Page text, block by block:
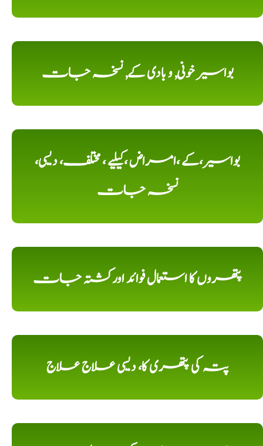
بواسیر خونی, و بادی کے, نسخہ جات
بواسیر،کے ،امراض ،کیلیے ، مختلف، دیسی،
نسخہ جات
پتھروں کا استعمال فوائد اورکشتہ جات
پتہ کی پتھری کا، دیسی علاج علاج